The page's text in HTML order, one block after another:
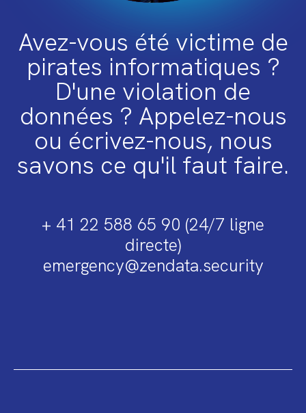
Avez-vous été victime de
pirates informatiques ?
D'une violation de
données ? Appelez-nous
ou écrivez-nous, nous
savons ce qu'il faut faire.
+ 41 22 588 65 90 (24/7 ligne
directe)
emergency@zendata.security